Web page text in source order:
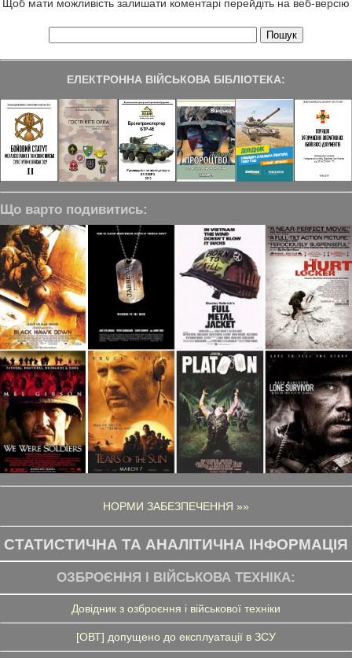
Щоб мати можливість залишати коментарі перейдіть на веб-версію
ЕЛЕКТРОННА ВІЙСЬКОВА БІБЛІОТЕКА:
Що варто подивитись:
НОРМИ ЗАБЕЗПЕЧЕННЯ »»
СТАТИСТИЧНА ТА АНАЛІТИЧНА ІНФОРМАЦІЯ
ОЗБРОЄННЯ І ВІЙСЬКОВА ТЕХНІКА:
Довідник з озброєння і військової техніки
[ОВТ] допущено до експлуатації в ЗСУ